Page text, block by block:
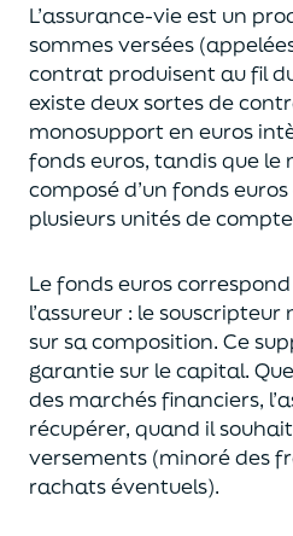
L’assurance-vie est un p
sommes versées
contrat produisent au fil
existe deux sortesde
monosupport en euros
fonds euros, tandis que le
composé d’un fonds
plusieurs unités de
Le fonds euros
l’assureur : le
sur sa composition. Ce
garantie sur le capital.
des marchés financiers,
récupérer, quand il
versements (minoré des
rachats éventuels).